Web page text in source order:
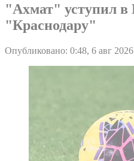
"Ахмат" уступил в
"Краснодару"
Опубликовано: 0:48, 6 авг